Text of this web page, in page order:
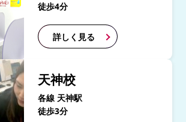
徒歩4分
詳しく見る
天神校
各線 天神駅
徒歩3分